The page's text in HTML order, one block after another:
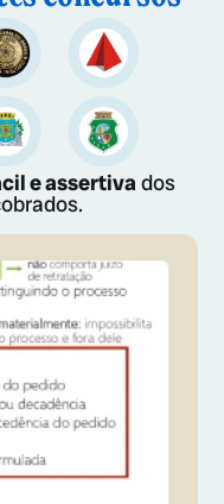
e assertivados